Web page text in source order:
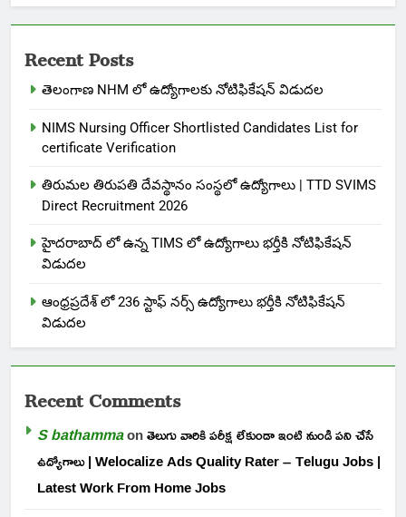
Recent Posts
తెలంగాణ NHM లో ఉద్యోగాలకు నోటిఫికేషన్ విడుదల
NIMS Nursing Officer Shortlisted Candidates List for
certificate Verification
తిరుమల తిరుపతి దేవస్థానం సంస్థలో ఉద్యోగాలు | TTD SVIMS
Direct Recruitment 2026
హైదరాబాద్ లో ఉన్న TIMS లో ఉద్యోగాలు భర్తీకి నోటిఫికేషన్
విడుదల
ఆంధ్రప్రదేశ్ లో 236 స్టాఫ్ నర్స్ ఉద్యోగాలు భర్తీకి నోటిఫికేషన్
విడుదల
Recent Comments
S bathammaonతెలుగు వారికి పరీక్ష లేకుండా ఇంటి నుండి పని చేసే
ఉద్యోగాలు | Welocalize Ads Quality Rater – Telugu Jobs |
Latest Work From Home Jobs